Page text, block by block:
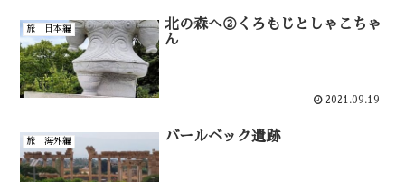
旅 日本編
北の森へ②くろもじとしゃこちゃ
ん
2021.09.19
旅 海外編 バールベック遺跡